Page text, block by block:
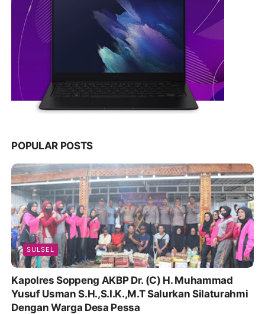
POPULAR POSTS
SULSEL
Kapolres Soppeng AKBP Dr. (C) H. Muhammad
Yusuf Usman S.H.,S.I.K.,M.T Salurkan Silaturahmi
Dengan Warga Desa Pessa